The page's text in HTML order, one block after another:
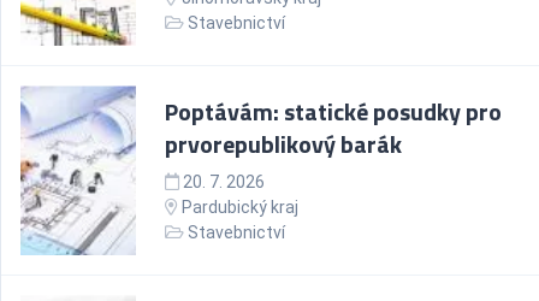
Stavebnictví
Poptávám: statické posudky pro
prvorepublikový barák
20. 7. 2026
Pardubický kraj
Stavebnictví